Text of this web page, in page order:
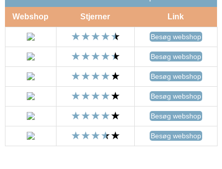
Webshop Stjerner Link
Besøg webshop
Besøg webshop
Besøg webshop
Besøg webshop
Besøg webshop
Besøg webshop